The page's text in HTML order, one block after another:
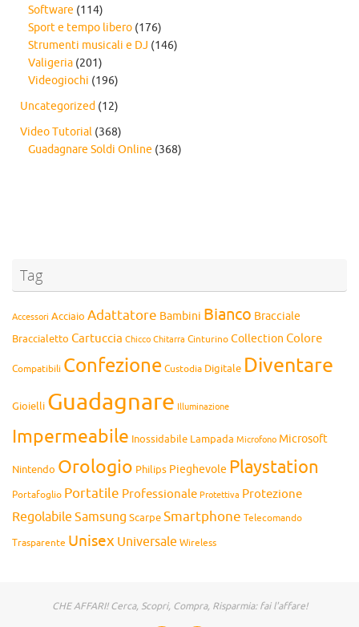
Software (114)
Sport e tempo libero (176)
Strumenti musicali e DJ (146)
Valigeria (201)
Videogiochi (196)
Uncategorized (12)
Video Tutorial (368)
Guadagnare Soldi Online (368)
Tag
Accessori Acciaio Adattatore Bambini Bianco Bracciale
Braccialetto Cartuccia Chicco Chitarra Cinturino Collection Colore
Compatibili Confezione Custodia Digitale Diventare
Gioielli Guadagnare Illuminazione
Impermeabile Inossidabile Lampada Microfono Microsoft
Nintendo Orologio Philips Pieghevole Playstation
Portafoglio Portatile Professionale Protettiva Protezione
Regolabile Samsung ScarpeSmartphone Telecomando
Trasparente Unisex Universale Wireless
CHE AFFARI! Cerca, Scopri, Compra, Risparmia: fai l'affare!